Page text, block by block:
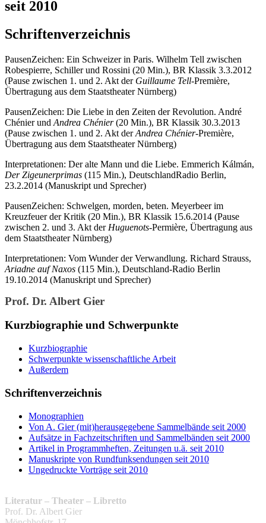
seit 2010
Schriftenverzeichnis
PausenZeichen: Ein Schweizer in Paris. Wilhelm Tell zwischen
Robespierre, Schiller und Rossini (20 Min.), BR Klassik 3.3.2012
(Pause zwischen 1. und 2. Akt der Guillaume Tell-Première,
Übertragung aus dem Staatstheater Nürnberg)
PausenZeichen: Die Liebe in den Zeiten der Revolution. André
Chénier und Andrea Chénier(20 Min.), BR Klassik 30.3.2013
(Pause zwischen 1. und 2. Akt derAndrea Chénier-Première,
Übertragung aus dem Staatstheater Nürnberg)
Interpretationen: Der alte Mann und die Liebe. Emmerich Kálmán,
Der Zigeunerprimas (115 Min.), DeutschlandRadio Berlin,
23.2.2014 (Manuskript und Sprecher)
PausenZeichen: Schwelgen, morden, beten. Meyerbeer im
Kreuzfeuer der Kritik (20 Min.), BR Klassik 15.6.2014 (Pause
zwischen 2. und 3. Akt der Huguenots-Permière, Übertragung aus
dem Staatstheater Nürnberg)
Interpretationen: Vom Wunder der Verwandlung. Richard Strauss,
Ariadne auf Naxos (115 Min.), Deutschland-Radio Berlin
19.10.2014 (Manuskript und Sprecher)
Prof. Dr. Albert Gier
Kurzbiographie und Schwerpunkte
Kurzbiographie
Schwerpunkte wissenschaftliche Arbeit
Außerdem
Schriftenverzeichnis
Monographien
Von A. Gier (mit)herausgegebene Sammelbände seit 2000
Aufsätze in Fachzeitschriften und Sammelbänden seit 2000
Artikel in Programmheften, Zeitungen u.ä. seit 2010
Manuskripte von Rundfunksendungen seit 2010
Ungedruckte Vorträge seit 2010
Literatur – Theater – Libretto
Prof. Dr. Albert Gier